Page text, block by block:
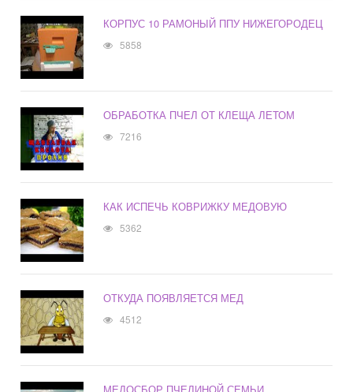
КОРПУС 10 РАМОНЫЙ ППУ НИЖЕГОРОДЕЦ
5858
ОБРАБОТКА ПЧЕЛ ОТ КЛЕЩА ЛЕТОМ
7216
КАК ИСПЕЧЬ КОВРИЖКУ МЕДОВУЮ
5362
ОТКУДА ПОЯВЛЯЕТСЯ МЕД
4512